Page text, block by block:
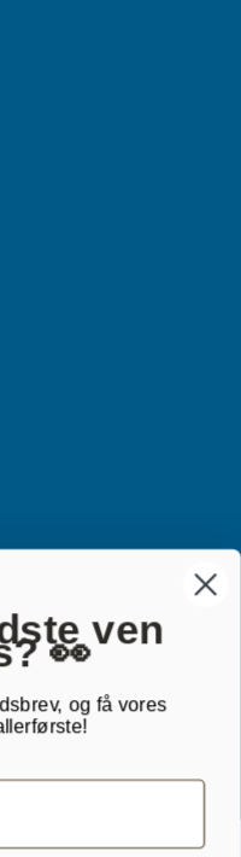
ven
👀
og få vores